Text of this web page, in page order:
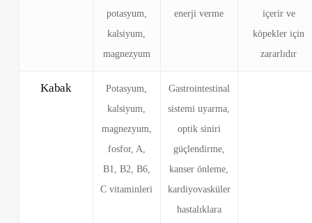
potasyum,
kalsiyum,
magnezyum
enerji verme
içerir ve
köpekler için
zararlıdır
Kabak
Potasyum,
kalsiyum,
magnezyum,
fosfor, A,
B1, B2, B6,
C vitaminleri
Gastrointestinal
sistemi uyarma,
optik siniri
güçlendirme,
kanser önleme,
kardiyovasküler
hastalıklara